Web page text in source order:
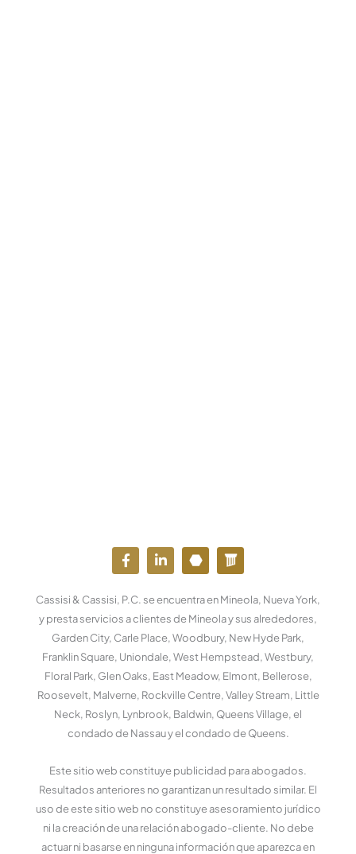
F
a
c
e
b
o
o
k
-
f
L
i
n
e
d
i
n
-
e
n
Y
o
u
t
u
b
e
W
o
r
d
p
r
e
s
s
Cassisi & Cassisi, P.C. se encuentra en Mineola, Nueva York,
y presta servicios a clientes de Mineola y sus alrededores,
Garden City, Carle Place, Woodbury, New Hyde Park,
Franklin Square, Uniondale, West Hempstead, Westbury,
Floral Park, Glen Oaks, East Meadow, Elmont, Bellerose,
Roosevelt, Malverne, Rockville Centre, Valley Stream, Little
Neck, Roslyn, Lynbrook, Baldwin, Queens Village, el
condado de Nassau y el condado de Queens.
Este sitio web constituye publicidad para abogados.
Resultados anteriores no garantizan un resultado similar. El
uso de este sitio web no constituye asesoramiento jurídico
ni la creación de una relación abogado-cliente. No debe
actuar ni basarse en ninguna información que aparezca en